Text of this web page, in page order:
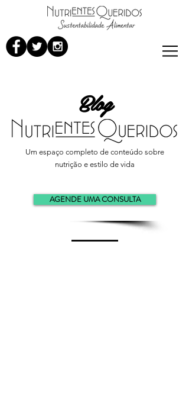
Blog
Um espaço completo de conteúdo sobre
nutrição e estilo de vida
AGENDE UMA CONSULTA